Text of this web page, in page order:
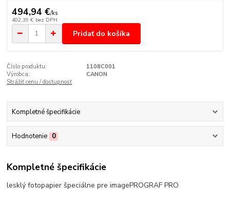
494,94 €/ks
402,39 € bez DPH
Pridať do košíka
Číslo produktu:
1108C001
Výrobca:
CANON
Strážiť cenu / dostupnosť
Kompletné špecifikácie
Hodnotenie 0
Kompletné špecifikácie
lesklý fotopapier špeciálne pre imagePROGRAF PRO